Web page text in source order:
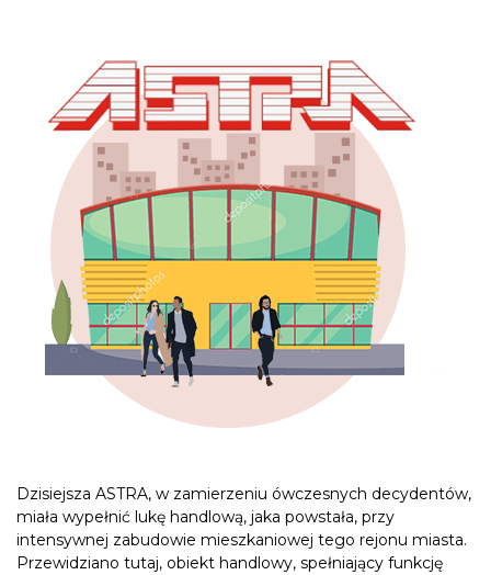
Dzisiejsza ASTRA, w zamierzeniu ówczesnych decydentów,
miała wypełnić lukę handlową, jaka powstała, przy
intensywnej zabudowie mieszkaniowej tego rejonu miasta.
Przewidziano tutaj, obiekt handlowy, spełniający funkcję